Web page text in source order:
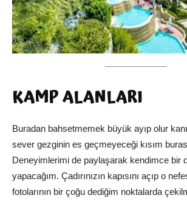
KAMP ALANLARI
Buradan bahsetmemek büyük ayıp olur
sever gezginin es geçmeyeceği kısım
Deneyimlerimi de paylaşarak kendimce bir
yapacağım. Çadırınızın kapısını açıp o
fotolarının bir çoğu dediğim noktalarda